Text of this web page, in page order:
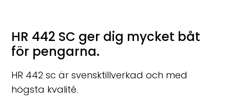
HR 442 SC ger dig mycket båt
för pengarna.
HR 442 sc är svensktillverkad och med
högsta kvalité.